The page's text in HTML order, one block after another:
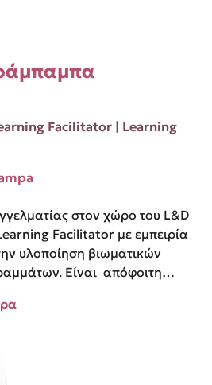
Facilitator | Learning
στον χώρο του L&D
Facilitator με εμπειρία
υλοποίηση βιωματικών
Είναι απόφοιτη…